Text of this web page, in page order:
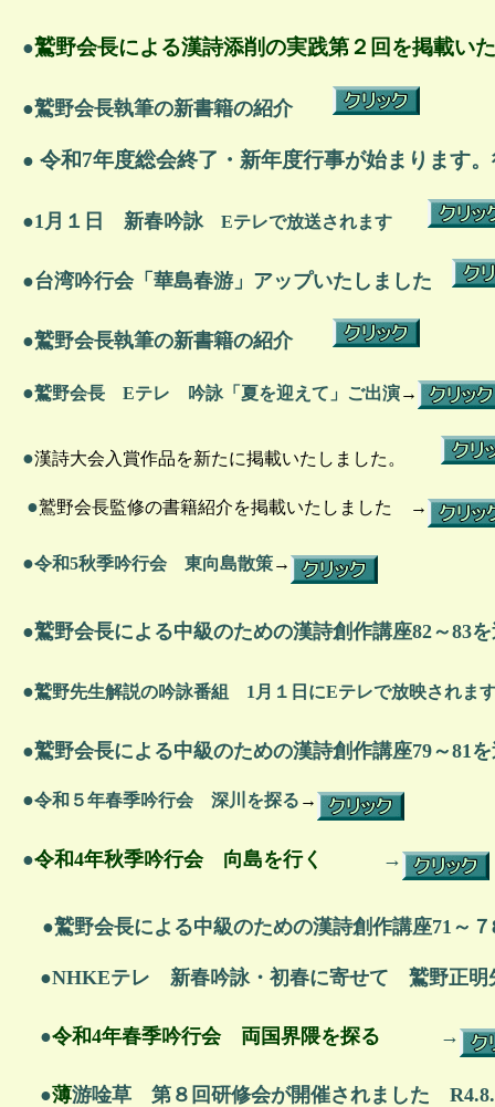
●鷲野会長による漢詩添削の実践第２回を掲載い
●鷲野会長執筆の新書籍の紹介
● 令和7年度総会終了・新年度行事が始まります
●1月１日 新春吟詠Eテレで放送されます
●台湾吟行会「華島春游」アップいたしました
●鷲野会長執筆の新書籍の紹介
●鷲野会長 Eテレ 吟詠「夏を迎えて」ご出演→
●漢詩大会入賞作品を新たに掲載いたしました。
●鷲野会長監修の書籍紹介を掲載いたしました →
●令和5秋季吟行会 東向島散策→
●鷲野会長による中級のための漢詩創作講座82～83
●鷲野先生解説の吟詠番組 1月１日にEテレで放映され
●鷲野会長による中級のための漢詩創作講座79～81
●令和５年春季吟行会 深川を探る →
●令和4年秋季吟行会 向島を行く →
●鷲野会長による中級のための漢詩創作講座71～
●NHKEテレ 新春吟詠・初春に寄せて 鷲野正明
●令和4年春季吟行会 両国界隈を探る →
●薄游唫草 第８回研修会が開催されました